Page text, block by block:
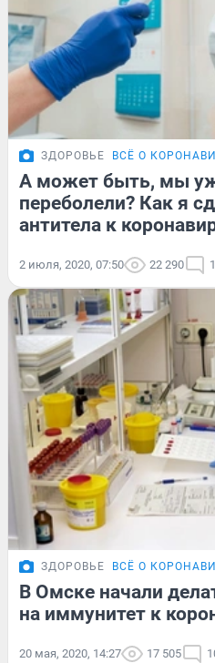
ЗДОРОВЬЕ ВСЁ О
А может быть, мы
переболели? Как я
антитела к
2 июля, 2020, 07:50 22 290
ЗДОРОВЬЕ ВСЁ О
В Омске начали
на иммунитет к
20 мая, 2020, 14:27 17 505